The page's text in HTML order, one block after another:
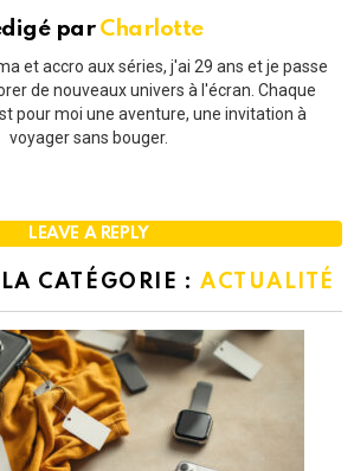
par Charlotte
et accro aux séries, j'ai 29 ans et je passe
de nouveaux univers à l'écran. Chaque
pour moi une aventure, une invitation à
voyager sans bouger.
LEAVE A REPLY
CATÉGORIE : ACTUALITÉ